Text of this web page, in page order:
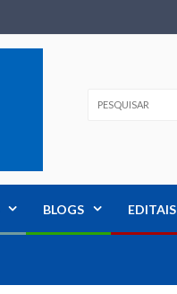
BLOGS EDITAIS